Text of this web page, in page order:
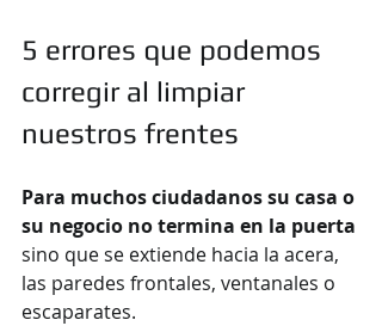
5 errores que podemos
corregir al limpiar
nuestros frentes
Para muchos ciudadanos su casa o
su negocio no termina en la puerta
sino que se extiende hacia la acera,
las paredes frontales, ventanales o
escaparates.